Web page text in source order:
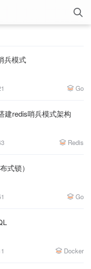
兵模式
Go
建redis哨兵模式架构
Redis
式锁）
Go
Docker